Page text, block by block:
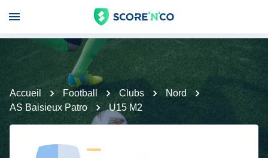
Accueil Football Clubs
Nord
AS Baisieux Patro
U15 M2